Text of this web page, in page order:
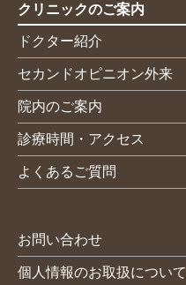
クリニックのご案内
ドクター紹介
セカンドオピニオン外来
院内のご案内
診療時間・アクセス
よくあるご質問
お問い合わせ
個人情報のお取扱について